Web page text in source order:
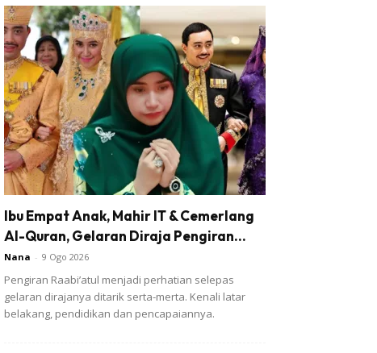
Ibu Empat Anak, Mahir IT & Cemerlang
Al-Quran, Gelaran Diraja Pengiran...
Nana - 9 Ogo 2026
Pengiran Raabi’atul menjadi perhatian selepas
gelaran dirajanya ditarik serta-merta. Kenali latar
belakang, pendidikan dan pencapaiannya.